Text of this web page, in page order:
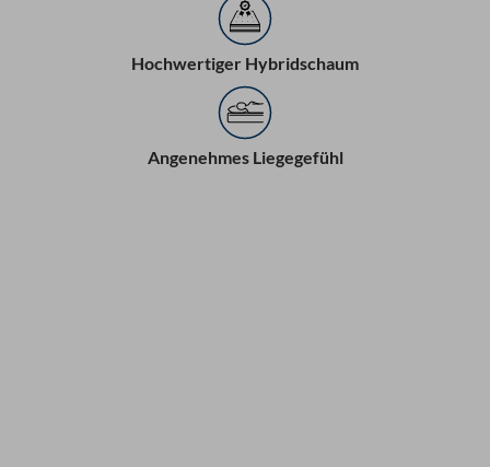
Hochwertiger Hybridschaum
Angenehmes Liegegefühl